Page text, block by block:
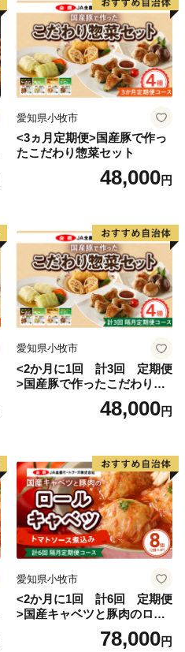
愛知県小牧市
<3ヵ月定期便>国産豚で作っ
たこだわり惣菜セット
48,000円
愛知県小牧市
<2か月に1回 計3回 定期便
>国産豚で作ったこだわり惣
48,000円
愛知県小牧市
<2か月に1回 計6回 定期便
>国産キャベツと豚肉のロー
ルキャベツ（4P入り）
78,000円